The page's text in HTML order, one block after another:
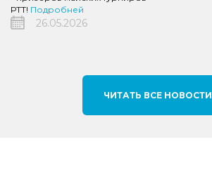
РТТ! Подробней
26.05.2026
ЧИТАТЬ ВСЕ НОВОСТИ